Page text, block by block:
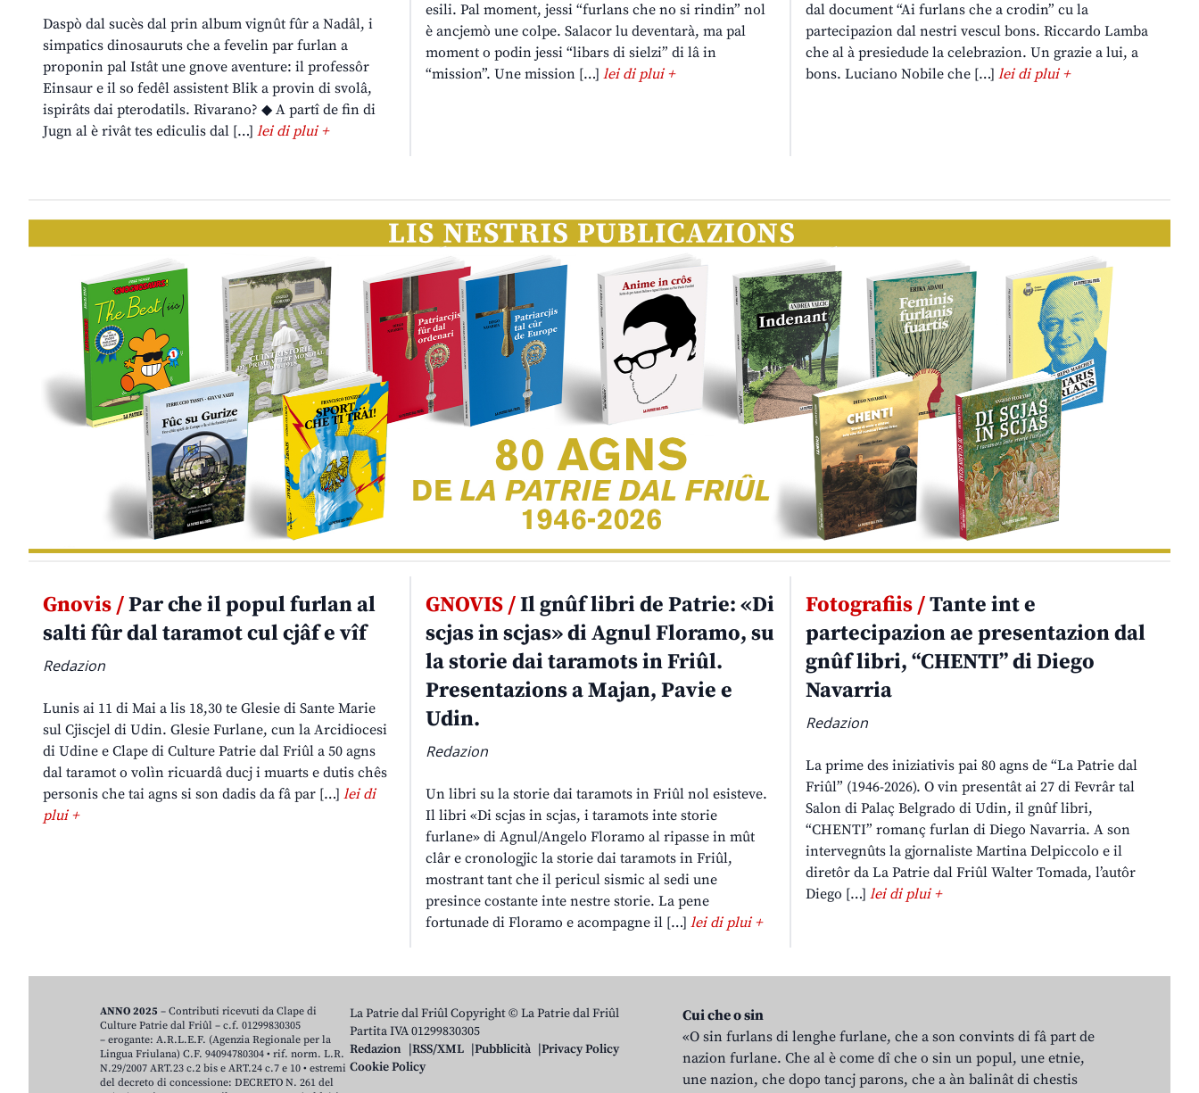
Daspò dal sucès dal prin album vignût fûr a Nadâl, i
simpatics dinosauruts che a fevelin par furlan a
proponin pal Istât une gnove aventure: il professôr
Einsaur e il so fedêl assistent Blik a provin di svolâ,
ispirâts dai pterodatils. Rivarano? ◆ A partî de fin di
Jugn al è rivât tes ediculis dal […] lei di plui +
esili. Pal moment, jessi “furlans che no si rindin” nol
è ancjemò une colpe. Salacor lu deventarà, ma pal
moment o podin jessi “libars di sielzi” di lâ in
“mission”. Une mission […] lei di plui +
dal document “Ai furlans che a crodin” cu la
partecipazion dal nestri vescul bons. Riccardo Lamba
che al à presiedude la celebrazion. Un grazie a lui, a
bons. Luciano Nobile che […]lei di plui +
Gnovis /Par che il popul furlan al
salti fûr dal taramot cul cjâf e vîf
Redazion
Lunis ai 11 di Mai a lis 18,30 te Glesie di Sante Marie
sul Cjiscjel di Udin. Glesie Furlane, cun la Arcidiocesi
di Udine e Clape di Culture Patrie dal Friûl a 50 agns
dal taramot o volìn ricuardâ ducj i muarts e dutis chês
personis che tai agns si son dadis da fâ par […] lei di
plui +
GNOVIS /Il gnûf libri de Patrie: «Di
scjas in scjas» di Agnul Floramo, su
la storie dai taramots in Friûl.
Presentazions a Majan, Pavie e
Udin.
Redazion
Un libri su la storie dai taramots in Friûl nol esisteve.
Il libri «Di scjas in scjas, i taramots inte storie
furlane» di Agnul/Angelo Floramo al ripasse in mût
clâr e cronologjic la storie dai taramots in Friûl,
mostrant tant che il pericul sismic al sedi une
presince costante inte nestre storie. La pene
fortunade di Floramo e acompagne il […] lei di plui +
Fotografiis /Tante int e
partecipazion ae presentazion dal
gnûf libri, “CHENTI” di Diego
Navarria
Redazion
La prime des iniziativis pai 80 agns de “La Patrie dal
Friûl” (1946-2026). O vin presentât ai 27 di Fevrâr tal
Salon di Palaç Belgrado di Udin, il gnûf libri,
“CHENTI” romanç furlan di Diego Navarria. A son
intervegnûts la gjornaliste Martina Delpiccolo e il
diretôr da La Patrie dal Friûl Walter Tomada, l’autôr
Diego […]lei di plui +
La Patrie dal Friûl Copyright © La Patrie dal Friûl
Partita IVA 01299830305
Redazion
RSS/XML Pubblicità
Privacy Policy
Cookie Policy
Cui che o sin
«O sin furlans di lenghe furlane, che a son convints di fâ part de
nazion furlane. Che al è come dî che o sin un popul, une etnie,
une nazion, che dopo tancj parons, che a àn balinât di chestis
ANNO 2025 – Contributi ricevuti da Clape di
Culture Patrie dal Friûl – c.f. 01299830305
– erogante: A.R.L.E.F. (Agenzia Regionale per la
Lingua Friulana) C.F. 94094780304 • rif. norm. L.R.
N.29/2007 ART.23 c.2 bis e ART.24 c.7 e 10 • estremi
del decreto di concessione: DECRETO N. 261 del